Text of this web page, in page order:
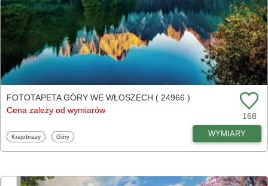
FOTOTAPETA GÓRY WE WŁOSZECH ( 24966 )
Cena zależy od wymiarów
168
Fototapety
Krajobrazy Fototapety
Góry WYMIARY